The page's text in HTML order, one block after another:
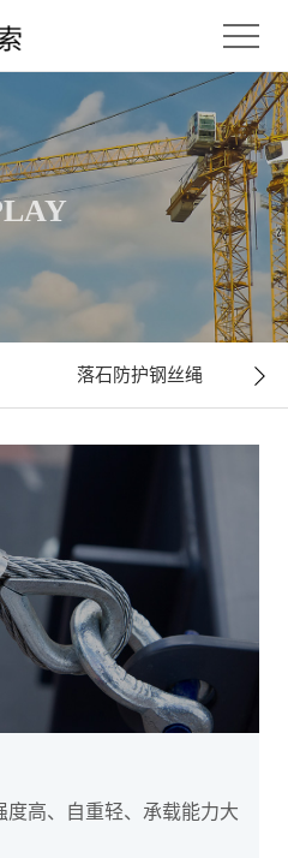
落石防护钢丝绳
高、自重轻、承载能力大